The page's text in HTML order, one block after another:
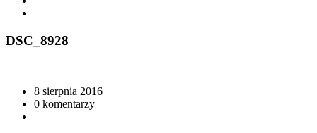
DSC_8928
8 sierpnia 2016
0 komentarzy